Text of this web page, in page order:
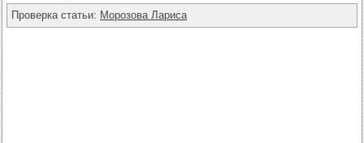
Проверка статьи: Морозова Лариса